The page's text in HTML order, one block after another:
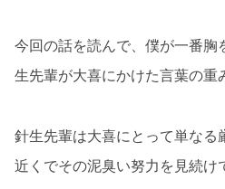
今回の話を読んで、僕が一番胸
生先輩が大喜にかけた言葉の重
針生先輩は大喜にとって単なる
近くでその泥臭い努力を見続け